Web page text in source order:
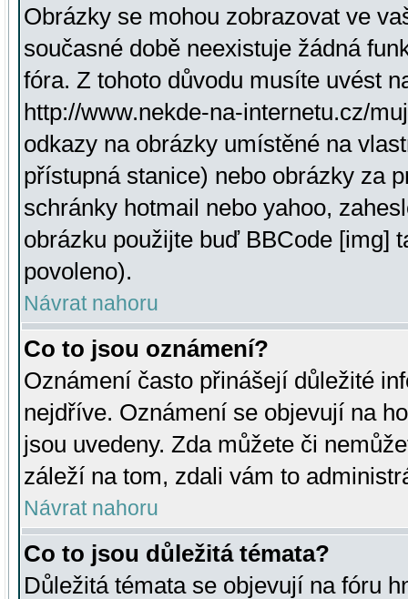
Obrázky se mohou zobrazovat ve
současné době neexistuje žádná
fóra. Z tohoto důvodu musíte uvést
http://www.nekde-na-internetu.cz/
odkazy na obrázky umístěné na
přístupná stanice) nebo obrázky za
schránky hotmail nebo yahoo,
obrázku použijte buď BBCode [img]
povoleno).
Návrat nahoru
Co to jsou oznámení?
Oznámení často přinášejí důležité
nejdříve. Oznámení se objevují na
jsou uvedeny. Zda můžete či
záleží na tom, zdali vám to
Návrat nahoru
Co to jsou důležitá témata?
Důležitá témata se objevují na fóru